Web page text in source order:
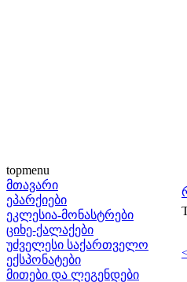
topmenu
მთავარი
ეპარქიები
ეკლესია-მონასტრები
ციხე-ქალაქები
უძველესი საქართველო
ექსპონატები
მითები და ლეგენდები